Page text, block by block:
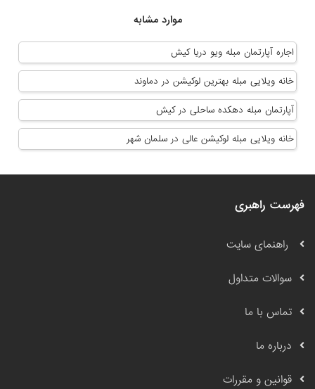
موارد مشابه
اجاره آپارتمان مبله ویو دریا کیش
خانه ویلایی مبله بهترین لوکیشن در دماوند
آپارتمان مبله دهکده ساحلی در کیش
خانه ویلایی مبله لوکیشن عالی در سلمان شهر
فهرست راهبری
راهنمای سایت
سوالات متداول
تماس با ما
درباره ما
قوانین و مقررات